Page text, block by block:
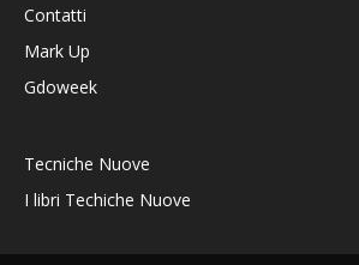
Contatti
Mark Up
Gdoweek
Tecniche Nuove
I libri Techiche Nuove